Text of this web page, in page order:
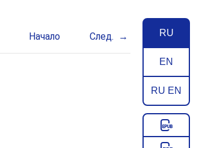
RU
EN
RU EN
Начало След.